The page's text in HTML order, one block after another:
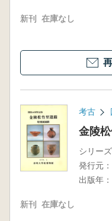
新刊 在庫なし
考古
金陵
シリーズ
発行元：
出版年：
新刊 在庫なし